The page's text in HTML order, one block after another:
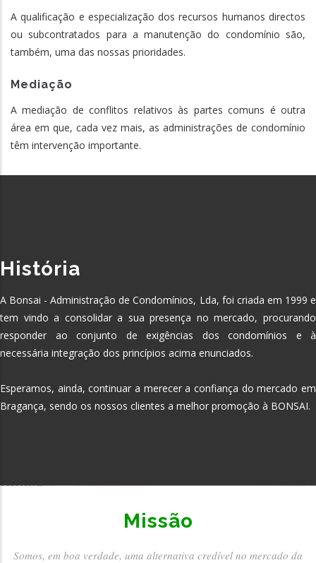
A qualificação e especialização dos recursos humanos directos
ou subcontratados para a manutenção do condomínio são,
também, uma das nossas prioridades.
Mediação
A mediação de conflitos relativos às partes comuns é outra
área em que, cada vez mais, as administrações de condomínio
têm intervenção importante.
História
A Bonsai - Administração de Condomínios, Lda, foi criada em 1999 e
tem vindo a consolidar a sua presença no mercado, procurando
responder ao conjunto de exigências dos condomínios e à
necessária integração dos princípios acima enunciados.
Esperamos, ainda, continuar a merecer a confiança do mercado em
Bragança, sendo os nossos clientes a melhor promoção à BONSAI.
Missão
Somos, em boa verdade, uma alternativa credível no mercado da